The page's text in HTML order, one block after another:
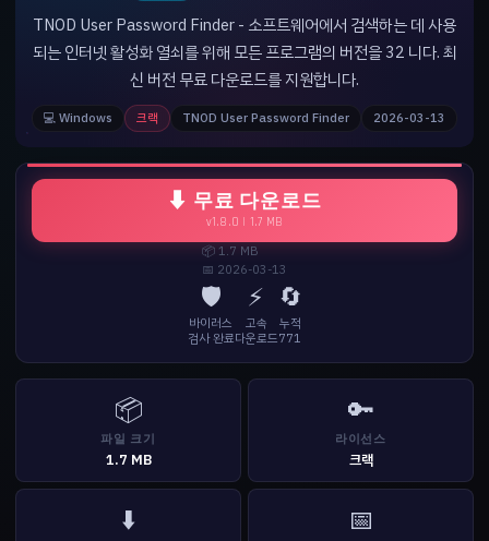
TNOD User Password Finder - 소프트웨어에서 검색하는 데 사용
되는 인터넷 활성화 열쇠를 위해 모든 프로그램의 버전을 32 니다. 최
신 버전 무료 다운로드를 지원합니다.
💻 Windows 크랙 TNOD User Password Finder 2026-03-13
⬇ 무료 다운로드
v1.8.0 | 1.7 MB
📦 1.7 MB
📅 2026-03-13
🛡️
바이러스
검사 완료
⚡
고속
다운로드
🔄
누적
771
📦
파일 크기
1.7 MB
🔑
라이선스
크랙
⬇️ 📅